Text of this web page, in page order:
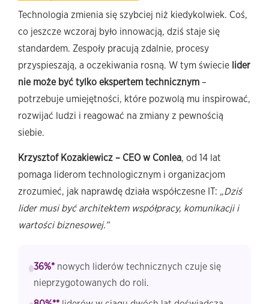
Technologia zmienia się szybciej niż kiedykolwiek. Coś,
co jeszcze wczoraj było innowacją, dziś staje się
standardem. Zespoły pracują zdalnie, procesy
przyspieszają, a oczekiwania rosną. W tym świecie lider
nie może być tylko ekspertem technicznym –
potrzebuje umiejętności, które pozwolą mu inspirować,
rozwijać ludzi i reagować na zmiany z pewnością
siebie.
Krzysztof Kozakiewicz – CEO w Conlea, od 14 lat
pomaga liderom technologicznym i organizacjom
zrozumieć, jak naprawdę działa współczesne IT: „Dziś
lider musi być architektem współpracy, komunikacji i
wartości biznesowej.”
36%* nowych liderów technicznych czuje się
nieprzygotowanych do roli.